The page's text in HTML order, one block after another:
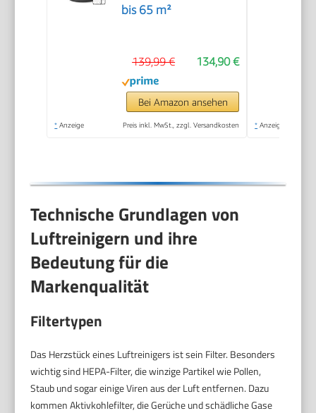
bis 65 m²
134,90 €
139,99 €
Bei Amazon ansehen
* Anzeige Preis inkl. MwSt., zzgl. Versandkosten * Anzeige
Technische Grundlagen von
Luftreinigern und ihre
Bedeutung für die
Markenqualität
Filtertypen
Das Herzstück eines Luftreinigers ist sein Filter. Besonders
wichtig sind HEPA-Filter, die winzige Partikel wie Pollen,
Staub und sogar einige Viren aus der Luft entfernen. Dazu
kommen Aktivkohlefilter, die Gerüche und schädliche Gase